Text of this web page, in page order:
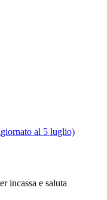
al 5 luglio)
incassa e saluta